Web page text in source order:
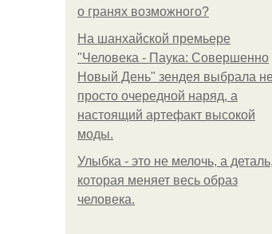
о гранях возможного?
На шанхайской премьере
"Человека - Паука: Совершенно
Новый День" зендея выбрала не
просто очередной наряд, а
настоящий артефакт высокой
моды.
Улыбка - это не мелочь, а деталь,
которая меняет весь образ
человека.